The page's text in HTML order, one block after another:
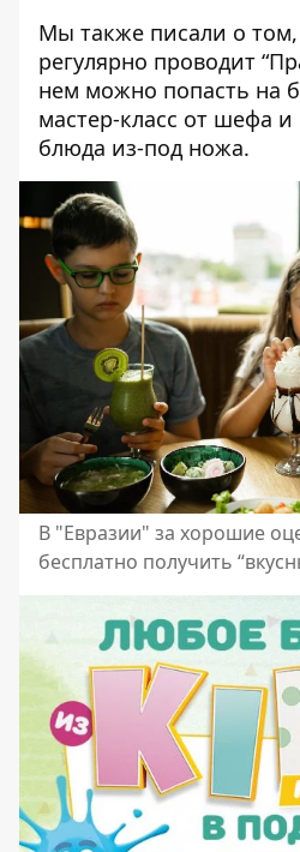
Мы также писали о том,
регулярно проводит
нем можно попасть на
мастер-класс от шефа
блюда из-под ножа.
В "Евразии" за хорошие
бесплатно получить